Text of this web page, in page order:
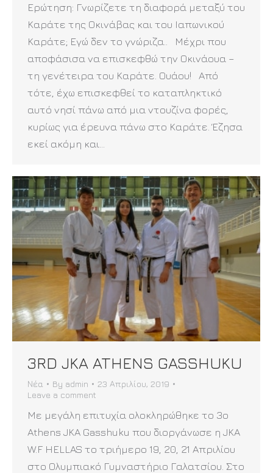
Ερώτηση: Γνωρίζετε τη διαφορά μεταξύ του
Καράτε της Οκινάβας και του Ιαπωνικού
Καράτε; Εγώ δεν το γνώριζα.. Μέχρι που
αποφάσισα να επισκεφθώ την Οκινάουα –
τη γενέτειρα του Καράτε. Ουάου! Από
τότε, έχω επισκεφθεί το καταπληκτικό
αυτό νησί πάνω από μια ντουζίνα φορές,
κυρίως για έρευνα πάνω στο Καράτε. Έζησα
εκεί ακόμη και…
3RD JKA ATHENS GASSHUKU
Νέα By admin
23 Απριλίου, 2019
Leave a comment
Με μεγάλη επιτυχία ολοκληρώθηκε το 3ο
Athens JKA Gasshuku που διοργάνωσε η JKA
W.F HELLAS το τριήμερο 19, 20, 21 Απριλίου
στο Ολυμπιακό Γυμναστήριο Γαλατσίου. Στο